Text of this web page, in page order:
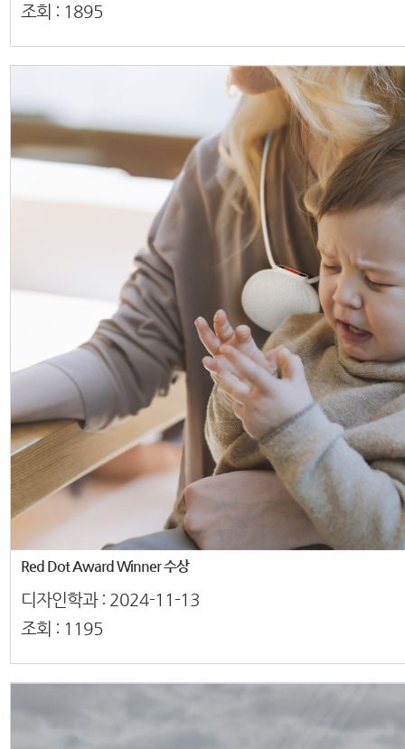
조회 : 1895
Red Dot Award Winner 수상
디자인학과 : 2024-11-13
조회 : 1195